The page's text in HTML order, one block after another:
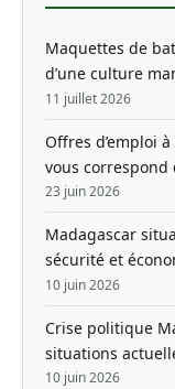
Maquettes de
d’une culture
11 juillet 2026
Offres d’emploi
vous correspond
23 juin 2026
Madagascar
sécurité et
10 juin 2026
Crise politique
situations
10 juin 2026